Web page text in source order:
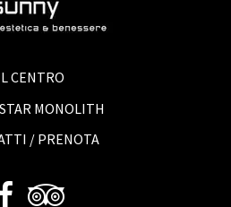
CENTRO
MONOLITH
/ PRENOTA